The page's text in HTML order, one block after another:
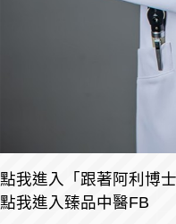
點我進入「跟著阿利博
點我進入​臻品中醫FB